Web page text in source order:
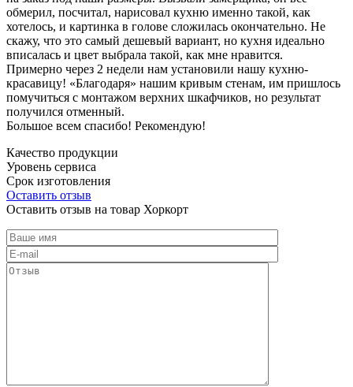
обмерил, посчитал, нарисовал кухню именно такой, как
хотелось, и картинка в голове сложилась окончательно. Не
скажу, что это самый дешевый вариант, но кухня идеально
вписалась и цвет выбрала такой, как мне нравится.
Примерно через 2 недели нам установили нашу кухню-
красавицу! «Благодаря» нашим кривым стенам, им пришлось
помучиться с монтажом верхних шкафчиков, но результат
получился отменный.
Большое всем спасибо! Рекомендую!
Качество продукции
Уровень сервиса
Срок изготовления
Оставить отзыв
Оставить отзыв на товар Хоркорт